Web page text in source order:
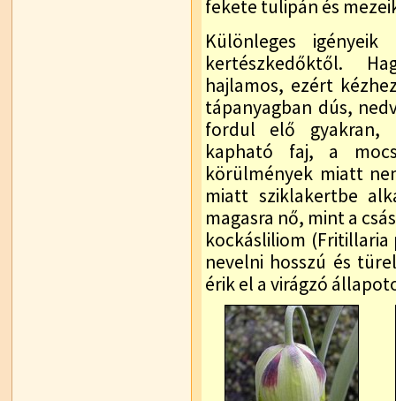
fekete tulipán és
Különleges
kertészkedőktől.
hajlamos, ezért
tápanyagban dús,
fordul elő gyakran,
kapható faj, a
körülmények miatt
miatt sziklakertbe
magasra nő, mint a
kockásliliom (Fritillaria
nevelni hosszú és
érik el a virágzó